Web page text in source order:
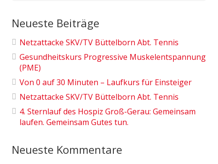
Neueste Beiträge
Netzattacke SKV/TV Büttelborn Abt. Tennis
Gesundheitskurs Progressive Muskelentspannung
(PME)
Von 0 auf 30 Minuten – Laufkurs für Einsteiger
Netzattacke SKV/TV Büttelborn Abt. Tennis
4. Sternlauf des Hospiz Groß-Gerau: Gemeinsam
laufen. Gemeinsam Gutes tun.
Neueste Kommentare